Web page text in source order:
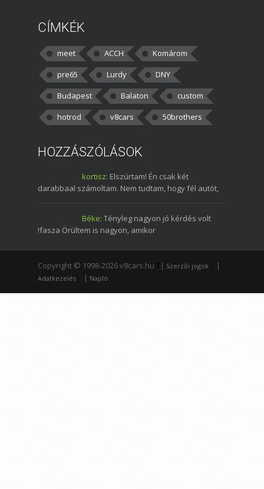
CÍMKÉK
meet ACCH
Komárom
pre65
Lurdy
DNY
Budapest
Balaton
custom
hotrod
v8cars 50brothers
HOZZÁSZÓLÁSOK
kortisz: Elszúrtam! Én csak két
darabbaal számoltam. Nem tudtam, hogy fél autót,
Béke: Tényleg nagyon jó kérdés volt
!fasza Örültem is nagyon, amikor
Copyright © 1998-2026 v8cars.hu | Szerzői jogok |
Adatkezelés | Napló